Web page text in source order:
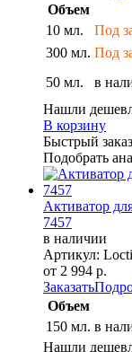
Объем
10 мл.
Под
300 мл. Под
50 мл.
в
Нашли
В корзину
Быстрый заказ
Подобрать
Активатор
7457
в наличии
Артикул:
от 2 994 р.
Заказать
Объем
150 мл. в
Нашли